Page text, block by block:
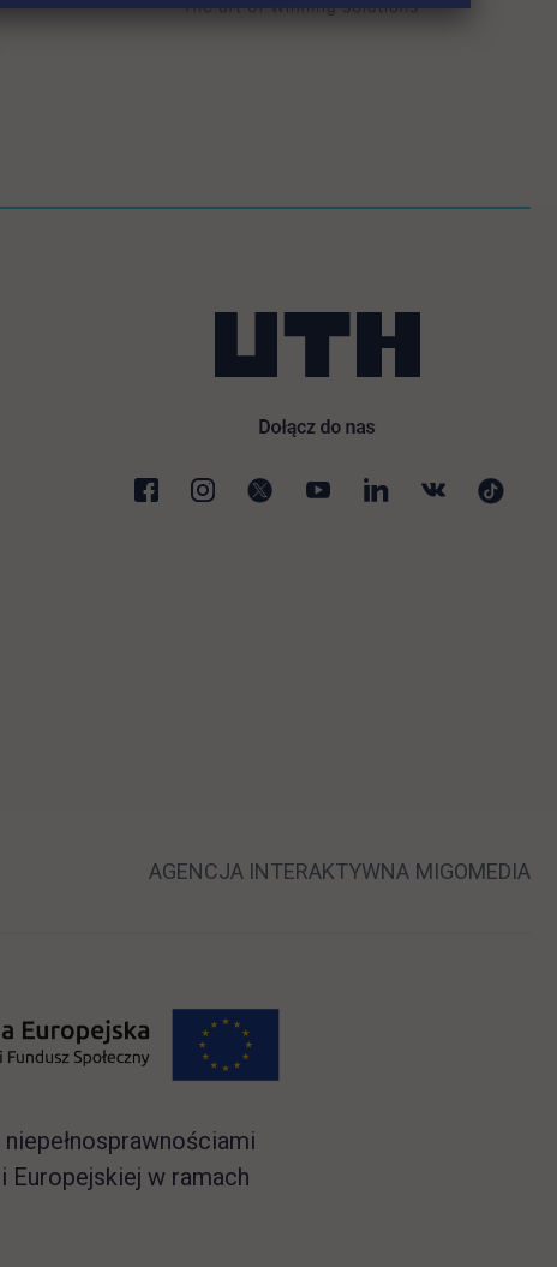
karcie
AGENCJA INTERAKTYWNA LINK
MIGOMEDIA
Europejskiej w ramach